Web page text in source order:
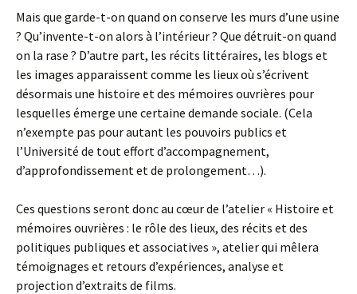
Mais que garde-t-on quand on conserve les murs d’une usine
? Qu’invente-t-on alors à l’intérieur ? Que détruit-on quand
on la rase ? D’autre part, les récits littéraires, les blogs et
les images apparaissent comme les lieux où s’écrivent
désormais une histoire et des mémoires ouvrières pour
lesquelles émerge une certaine demande sociale. (Cela
n’exempte pas pour autant les pouvoirs publics et
l’Université de tout effort d’accompagnement,
d’approfondissement et de prolongement…).
Ces questions seront donc au cœur de l’atelier « Histoire et
mémoires ouvrières : le rôle des lieux, des récits et des
politiques publiques et associatives », atelier qui mêlera
témoignages et retours d’expériences, analyse et
projection d’extraits de films.